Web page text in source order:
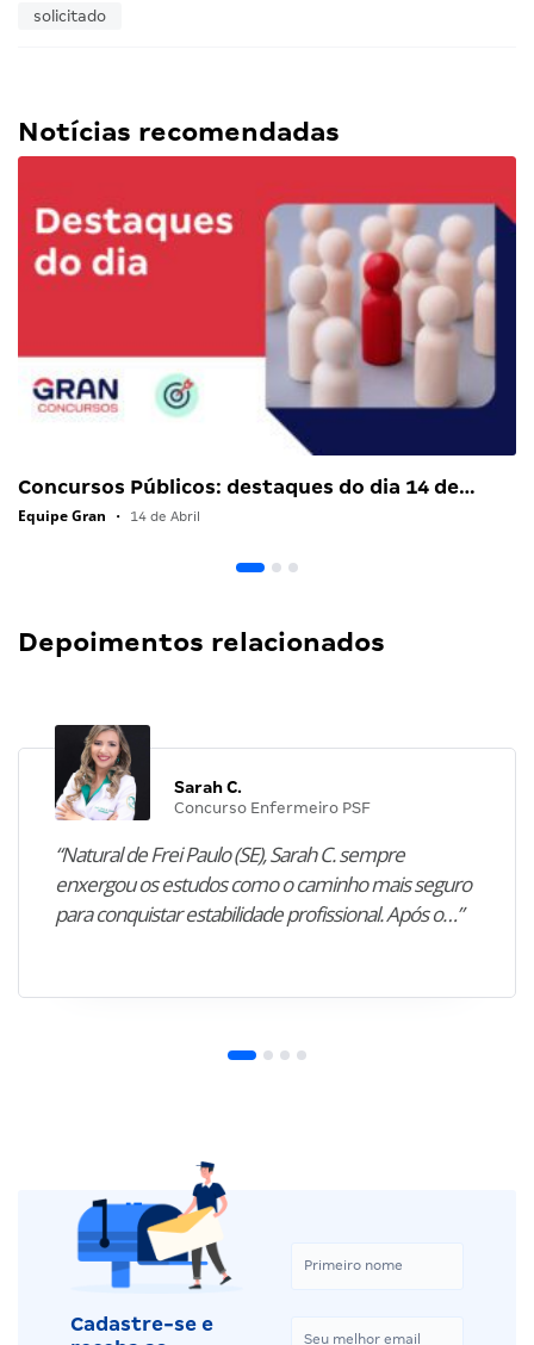
solicitado
Notícias recomendadas
Concursos Públicos: destaques do dia 14 de…
Equipe Gran • 14 de Abril
Depoimentos relacionados
Sarah C.
Concurso Enfermeiro PSF
“Natural de Frei Paulo (SE), Sarah C. sempre
enxergou os estudos como o caminho mais seguro
para conquistar estabilidade profissional. Após o…”
Cadastre-se e